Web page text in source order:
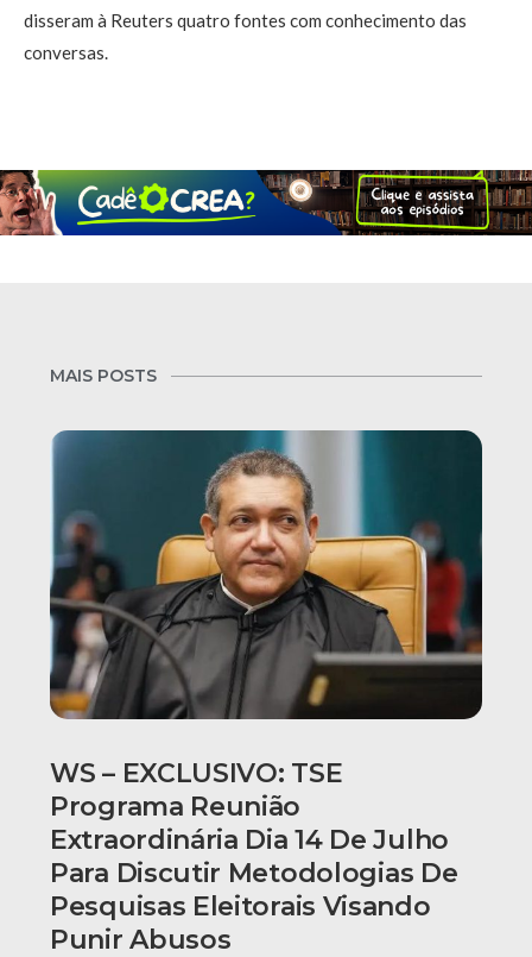
disseram à Reuters quatro fontes com conhecimento das
conversas.
MAIS POSTS
WS – EXCLUSIVO: TSE
Programa Reunião
Extraordinária Dia 14 De Julho
Para Discutir Metodologias De
Pesquisas Eleitorais Visando
Punir Abusos